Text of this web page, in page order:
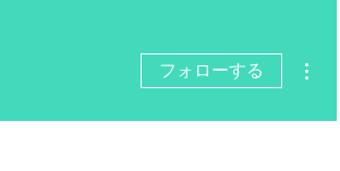
フォローする